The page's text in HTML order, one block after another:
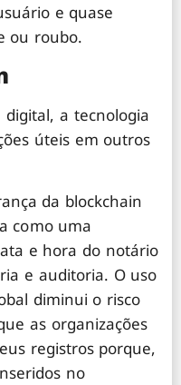
e quase
ou roubo.
a tecnologia
úteis em outros
da blockchain
como uma
e hora do notário
e auditoria. O uso
diminui o risco
as organizações
registros porque,
no